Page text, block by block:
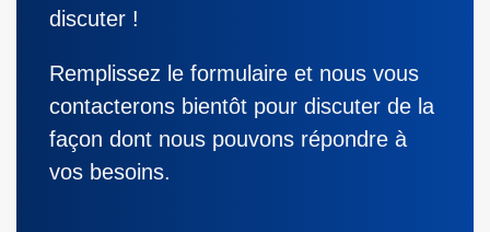
discuter !
Remplissez le formulaire et nous vous
contacterons bientôt pour discuter de la
façon dont nous pouvons répondre à
vos besoins.